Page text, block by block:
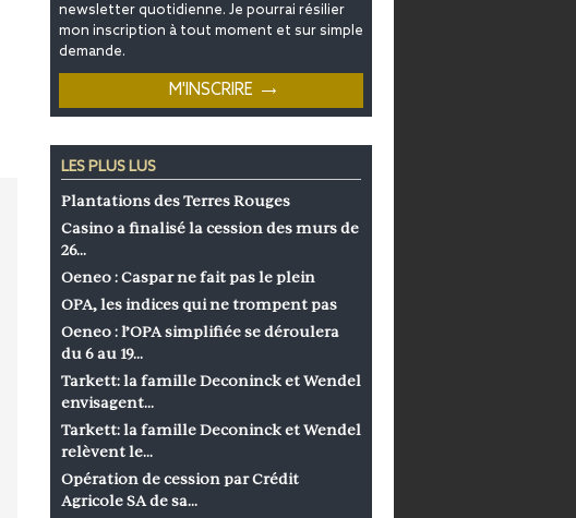
newsletter quotidienne. Je pourrai résilier
mon inscription à tout moment et sur simple
demande.
LES PLUS LUS
Plantations des Terres Rouges
Casino a finalisé la cession des murs de
26…
Oeneo : Caspar ne fait pas le plein
OPA, les indices qui ne trompent pas
Oeneo : l’OPA simplifiée se déroulera
du 6 au 19…
Tarkett: la famille Deconinck et Wendel
envisagent…
Tarkett: la famille Deconinck et Wendel
relèvent le…
Opération de cession par Crédit
Agricole SA de sa…